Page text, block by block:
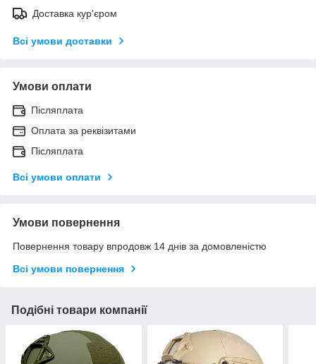
Доставка кур'єром
Всі умови доставки
Умови оплати
Післяплата
Оплата за реквізитами
Післяплата
Всі умови оплати
Умови повернення
Повернення товару впродовж 14 днів за домовленістю
Всі умови повернення
Подібні товари компанії